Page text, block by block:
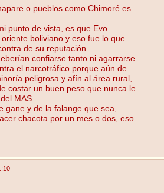
o pueblos como Chimoré es
punto de vista, es que Evo
boliviano y eso fue lo que
de su reputación.
confiarse tanto ni agarrarse
el narcotráfico porque aún de
peligrosa y afín al área rural,
costar un buen peso que nunca le
MAS.
gane y de la falange que sea,
chacota por un mes o dos, eso